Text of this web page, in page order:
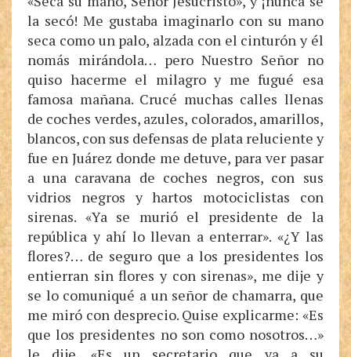
la secó! Me gustaba imaginarlo con su mano
seca como un palo, alzada con el cinturón y él
nomás mirándola… pero Nuestro Señor no
quiso hacerme el milagro y me fugué esa
famosa mañana. Crucé muchas calles llenas
de coches verdes, azules, colorados, amarillos,
blancos, con sus defensas de plata reluciente y
fue en Juárez donde me detuve, para ver pasar
a una caravana de coches negros, con sus
vidrios negros y hartos motociclistas con
sirenas. «Ya se murió el presidente de la
república y ahí lo llevan a enterrar». «¿Y las
flores?… de seguro que a los presidentes los
entierran sin flores y con sirenas», me dije y
se lo comuniqué a un señor de chamarra, que
me miró con desprecio. Quise explicarme: «Es
que los presidentes no son como nosotros…»